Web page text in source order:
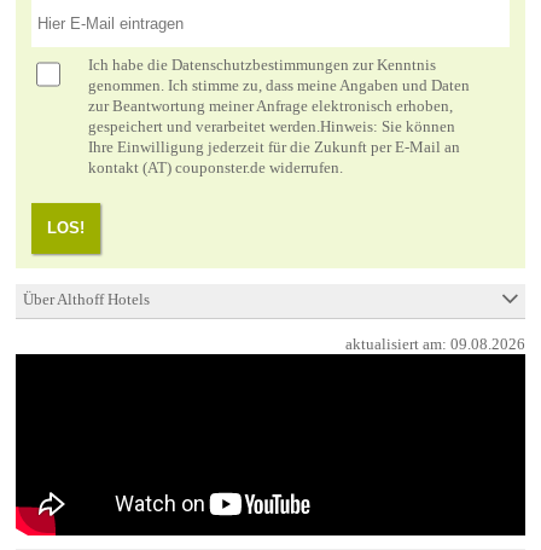
Ich habe die Datenschutzbestimmungen zur Kenntnis
genommen. Ich stimme zu, dass meine Angaben und Daten
zur Beantwortung meiner Anfrage elektronisch erhoben,
gespeichert und verarbeitet werden.Hinweis: Sie können
Ihre Einwilligung jederzeit für die Zukunft per E-Mail an
kontakt (AT) couponster.de widerrufen.
LOS!
Über Althoff Hotels
aktualisiert am:09.08.2026